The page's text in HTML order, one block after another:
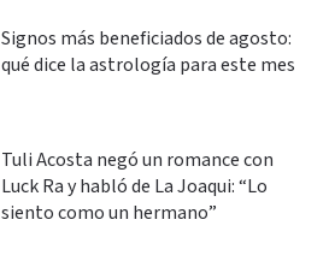
Signos más beneficiados de agosto:
qué dice la astrología para este mes
Tuli Acosta negó un romance con
Luck Ra y habló de La Joaqui: “Lo
siento como un hermano”